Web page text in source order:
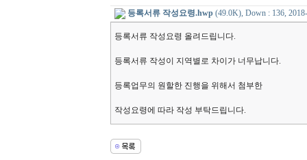
등록서류 작성요령.hwp(49.0K), Down : 136,
등록서류 작성요령 올려드립니다.
등록서류 작성이 지역별로 차이가 너무납니다.
등록업무의 원할한 진행을 위해서 첨부한
작성요령에 따라 작성 부탁드립니다.